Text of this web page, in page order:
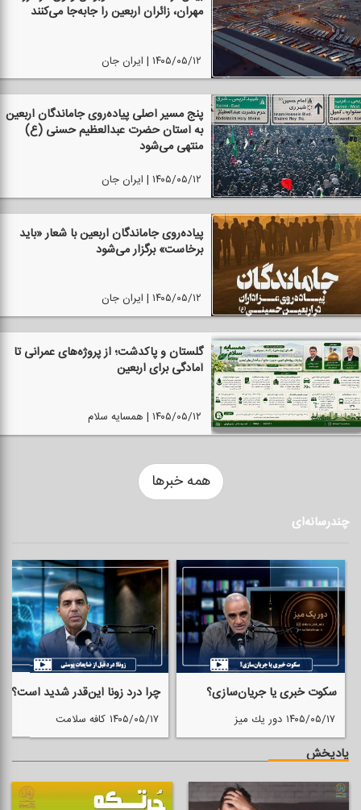
مهران، زائران اربعین را جابه‌جا می‌كنند
۱۴۰۵/۰۵/۱۲ | ایران جان
پنج مسیر اصلی پیاده‌روی جاماندگان اربعین
به آستان حضرت عبدالعظیم حسنی (ع)
منتهی می‌شود
۱۴۰۵/۰۵/۱۲ | ایران جان
پیاده‌روی جاماندگان اربعین با شعار «باید
برخاست» برگزار می‌شود
۱۴۰۵/۰۵/۱۲ | ایران جان
گلستان و پاكدشت؛ از پروژه‌های عمرانی تا
آمادگی برای اربعین
۱۴۰۵/۰۵/۱۲ | همسایه سلام
همه خبرها
چندرسانه‌ای
سكوت خبری یا جریان‌سازی؟
۱۴۰۵/۰۵/۱۷ دور یك میز
چرا درد زونا این‌قدر شدید است؟
۱۴۰۵/۰۵/۱۷ كافه سلامت
پادپخش